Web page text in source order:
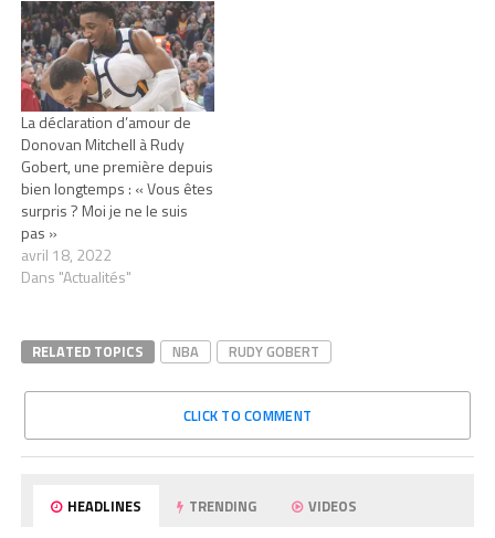
La déclaration d’amour de
Donovan Mitchell à Rudy
Gobert, une première depuis
bien longtemps : « Vous êtes
surpris ? Moi je ne le suis
pas »
avril 18, 2022
Dans "Actualités"
RELATED TOPICS NBA RUDY GOBERT
CLICK TO COMMENT
HEADLINES TRENDING VIDEOS